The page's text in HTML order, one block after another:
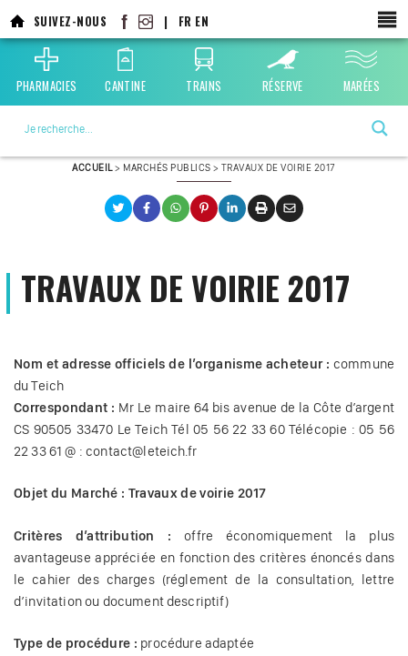
au
contenu
principal
SUIVEZ-NOUS | FR EN
PHARMACIES CANTINE TRAINS RÉSERVE MARÉES
ACCUEIL> MARCHÉS PUBLICS > TRAVAUX DE VOIRIE 2017
TRAVAUX DE VOIRIE 2017
Nom et adresse officiels de l’organisme acheteur : commune
du Teich
Correspondant : Mr Le maire 64 bis avenue de la Côte d’argent
CS 90505 33470 Le Teich Tél 05 56 22 33 60 Télécopie : 05 56
22 33 61 @ : contact@leteich.fr
Objet du Marché : Travaux de voirie 2017
Critères d’attribution : offre économiquement la plus
avantageuse appréciée en fonction des critères énoncés dans
le cahier des charges (réglement de la consultation, lettre
d’invitation ou document descriptif)
Type de procédure : procédure adaptée